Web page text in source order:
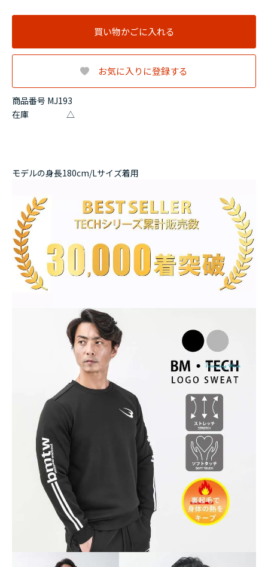
商品番号 MJ193
在庫 △
買い物かごに入れる
お気に入りに登録する
モデルの身長180cm/Lサイズ着用